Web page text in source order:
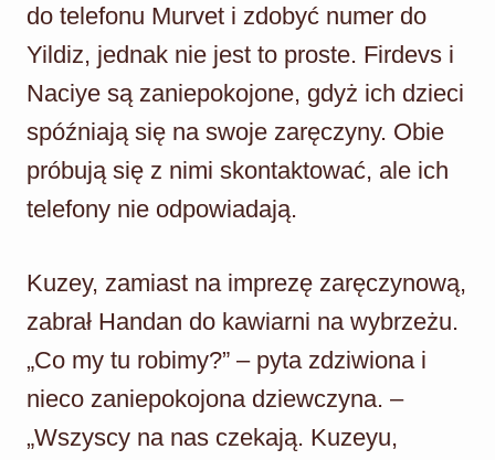
do telefonu Murvet i zdobyć numer do
Yildiz, jednak nie jest to proste. Firdevs i
Naciye są zaniepokojone, gdyż ich dzieci
spóźniają się na swoje zaręczyny. Obie
próbują się z nimi skontaktować, ale ich
telefony nie odpowiadają.
Kuzey, zamiast na imprezę zaręczynową,
zabrał Handan do kawiarni na wybrzeżu.
„Co my tu robimy?” – pyta zdziwiona i
nieco zaniepokojona dziewczyna. –
„Wszyscy na nas czekają. Kuzeyu,